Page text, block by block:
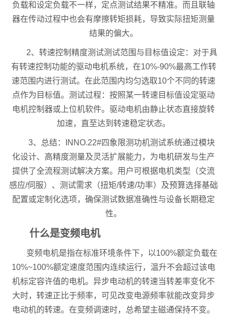
负载和设定负载不一样，定点测试结果不精准。而且联轴
器在传动过程中也会有摩擦转矩损耗，导致实际扭矩测量
结果的偏大。
2、转速控制精度测试测试范围与目标值设定：对于具
有转速控制功能的驱动电机系统，在10%-90%最高工作转
速范围内进行测试。在此范围内均匀选取10个不同的转速
点作为目标值。测试过程：按照某一转速目标值设定驱动
电机控制器或上位机软件。驱动电机由静止状态直接旋转
加速，直至达到转速稳定状态。
3、总结：INNO.22#四象限测功机测试系统通过模块
化设计、高精度测量及灵活扩展能力，为电机研发与生产
提供了全流程测试解决方案。用户可根据电机类型（交流
感应/伺服）、测试需求（扭矩/转速/功率）及预算选择基础
配置或定制化选项，确保测试数据准确性与设备长期稳定
性。
什么是变频电机
变频电机是指在标准环境条件下，以100%额定负载在
10%~100%额定速度范围内连续运行，温升不会超过该电
机标定容许值的电机。异步电动机的转速当转差率变化不
大时，转速正比于频率，可见改变电源频率就能改变异步
电动机的转速。在变频调速时，总希望主磁通保持不变。